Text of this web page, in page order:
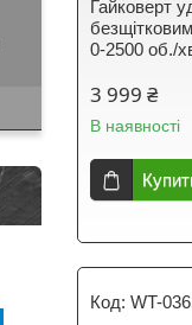
Гайковерт
0-2500 об./
3 999 ₴
В наявності
WT-